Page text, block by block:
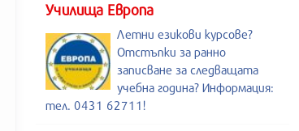
Училища Европа
Летни езикови курсове?
Отстъпки за ранно
записване за следващата
учебна година? Информация:
тел. 0431 62711!